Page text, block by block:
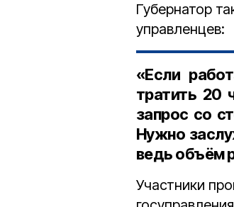
Губернатор
управленцев:
«Если
тратить 20
запрос со
Нужно
ведь объём
Участники